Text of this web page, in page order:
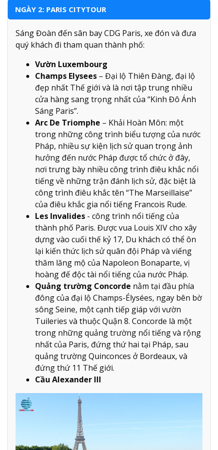
NGÀY 2: PARIS CITYTOUR
Sáng Đoàn đến sân bay CDG Paris, xe đón và đưa
quý khách đi tham quan thành phố:
Vườn Luxembourg
Champs Elysees – Đại lộ Thiên Đàng, đại lộ
đẹp nhất Thế giới và là nơi tập trung nhiều
cửa hàng sang trọng nhất của “Kinh Đô Ánh
Sáng Paris”.
Arc De Triomphe – Khải Hoàn Môn: một
trong những công trình biểu tượng của nước
Pháp, nhiều sự kiện lịch sử quan trọng ảnh
hưởng đến nước Pháp được tổ chức ở đây,
nơi trưng bày nhiều công trình điêu khắc nổi
tiếng về những trận đánh lịch sử, đặc biệt là
công trình điêu khắc tên “The Marseillaise”
của điêu khắc gia nổi tiếng Francois Rude.
Les Invalides - công trình nổi tiếng của
thành phố Paris. Được vua Louis XIV cho xây
dựng vào cuối thế kỷ 17, Du khách có thể ôn
lại kiến thức lịch sử quân đội Pháp và viếng
thăm lăng mộ của Napoleon Bonaparte, vị
hoàng đế độc tài nổi tiếng của nước Pháp.
Quảng trường Concorde nằm tại đầu phía
đông của đại lộ Champs-Élysées, ngay bên bờ
sông Seine, một cạnh tiếp giáp với vườn
Tuileries và thuộc Quận 8. Concorde là một
trong những quảng trường nổi tiếng và rộng
nhất của Paris, đứng thứ hai tại Pháp, sau
quảng trường Quinconces ở Bordeaux, và
đứng thứ 11 Thế giới.
Cầu Alexander III